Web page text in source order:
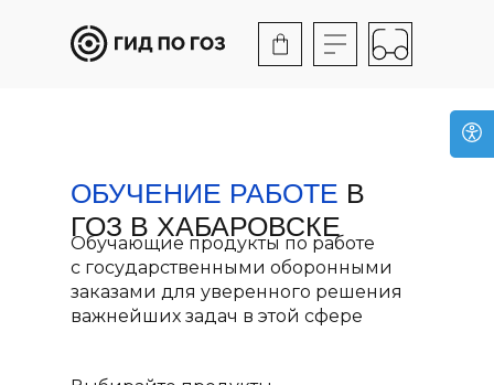
Обучающие продукты по работе
с государственными оборонными
заказами для уверенного решения
важнейших задач в этой сфере
ОБУЧЕНИЕ РАБОТЕ В
ГОЗ В ХАБАРОВСКЕ